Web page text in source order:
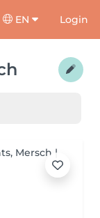
EN Login